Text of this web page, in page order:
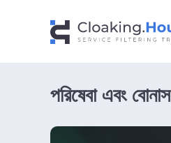
পরিষেবা এবং বোনাস